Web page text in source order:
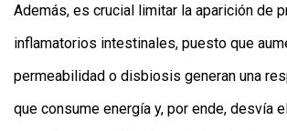
Además, es crucial limitar la aparición de
inflamatorios intestinales, puesto que
permeabilidad o disbiosis generan una
que consume energía y, por ende, desvía